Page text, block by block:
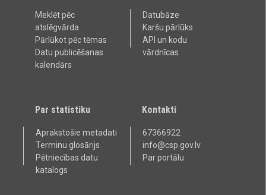
Meklēt pēc
atslēgvārda
Pārlūkot pēc tēmas
Datu publicēšanas
kalendārs
Datubāze
Karšu pārlūks
API un kodu
vārdnīcas
Par statistiku
Aprakstošie metadati
Terminu glosārijs
Pētniecības datu
katalogs
Kontakti
67366922
info@csp.gov.lv
Par portālu